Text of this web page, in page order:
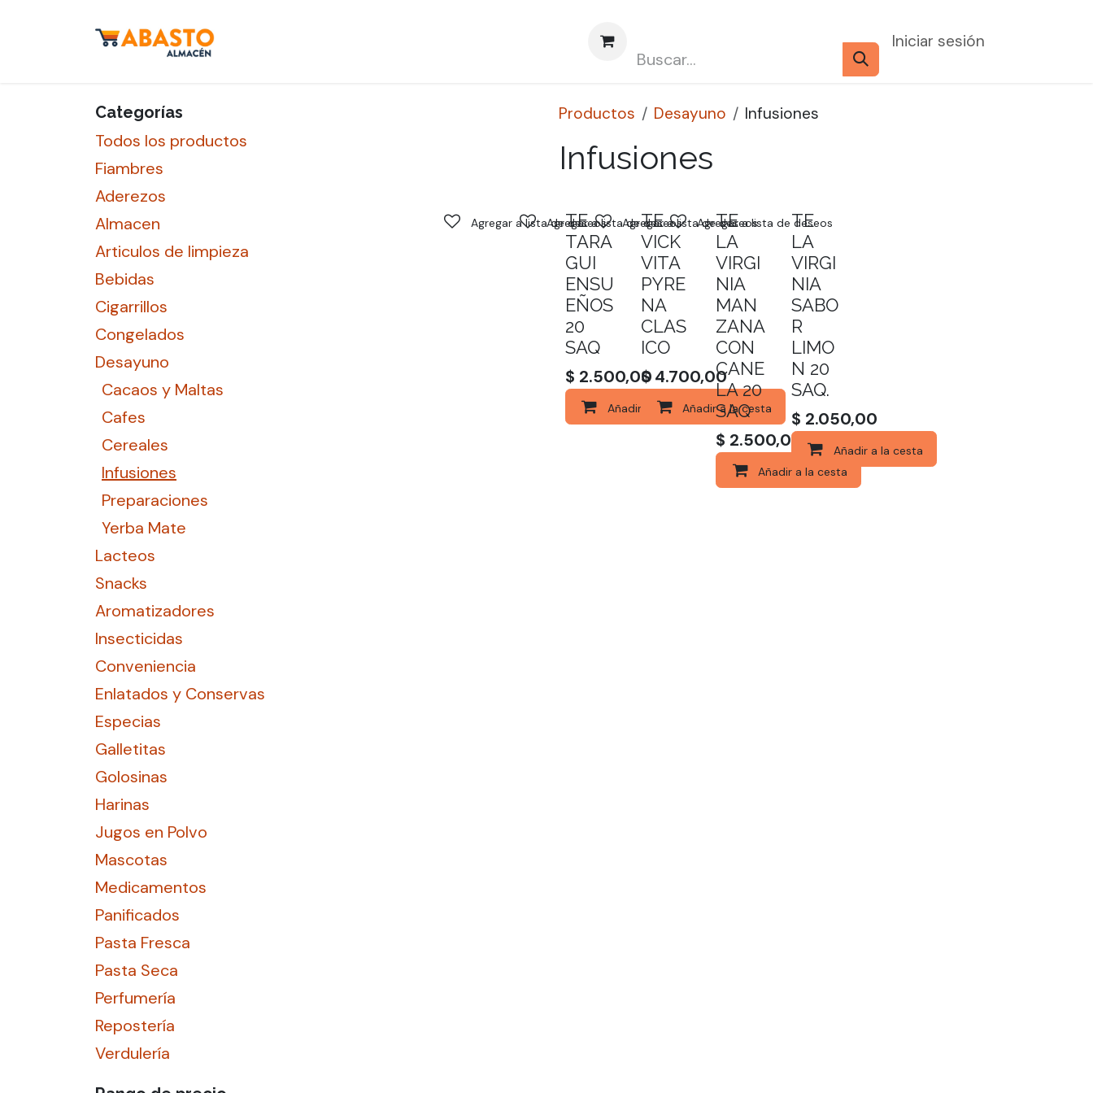
Abasto CLUBCARD Iniciar sesión
Categorías
Todos los productos
Fiambres
Aderezos
Almacen
Articulos de limpieza
Bebidas
Cigarrillos
Congelados
Desayuno
Cacaos y Maltas
Cafes
Cereales
Infusiones
Preparaciones
Yerba Mate
Lacteos
Snacks
Aromatizadores
Insecticidas
Conveniencia
Enlatados y Conservas
Especias
Galletitas
Golosinas
Harinas
Jugos en Polvo
Mascotas
Medicamentos
Panificados
Pasta Fresca
Pasta Seca
Perfumería
Repostería
Verdulería
Productos Desayuno Infusiones
Infusiones
TE
TARA
GUI
ENSU
EÑOS
20
SAQ
$ 2.500,00
Añadir a la cesta
Agregar a lista de deseos
TE
VICK
VITA
PYRE
NA
CLAS
ICO
$4.700,00
Añadir a la cesta
Agregar a lista de deseos
TE
LA
VIRGI
NIA
MAN
ZANA
CON
CANE
LA 20
SAQ
$ 2.500,00
Añadir a la cesta
Agregar a lista de deseos
TE
LA
VIRGI
NIA
SABO
R
LIMO
N 20
SAQ.
$ 2.050,00
Añadir a la cesta
Agregar a lista de deseos